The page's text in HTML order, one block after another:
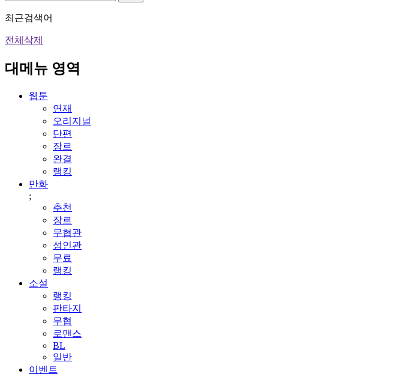
최근검색어
전체삭제
대메뉴 영역
웹툰
연재
오리지널
단편
장르
완결
랭킹
만화
;
추천
장르
무협관
성인관
무료
랭킹
소설
랭킹
판타지
무협
로맨스
BL
일반
이벤트